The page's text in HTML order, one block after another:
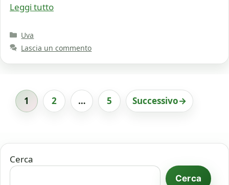
Leggi tutto
Categorie
Uva
Lascia un commento
Pagina
1 Pagina
2 … Pagina
5 Successivo→
Cerca
Cerca